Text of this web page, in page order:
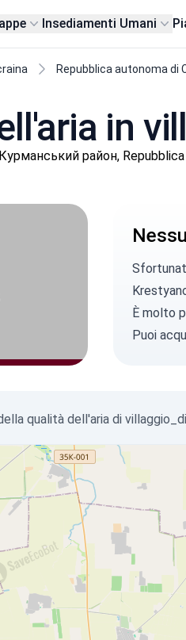
Insediamenti Umani
Repubblica autonoma di
in
район,
È molto
Puoi
qualità dell'aria di